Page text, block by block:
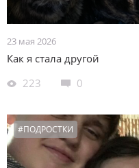
23 мая 2026
Как я стала другой
223
0
#ПОДРОСТКИ